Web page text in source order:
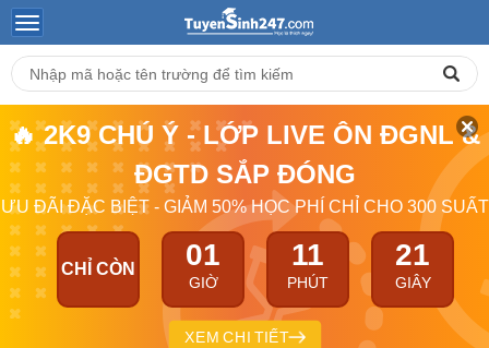
🔥 2K9 CHÚ Ý - LỚP LIVE ÔN ĐGNL &
ĐGTD SẮP ĐÓNG
ƯU ĐÃI ĐẶC BIỆT - GIẢM 50% HỌC PHÍ CHỈ CHO 300 SUẤT
CHỈ CÒN 01
GIỜ
11
PHÚT
21
GIÂY
XEM CHI TIẾT